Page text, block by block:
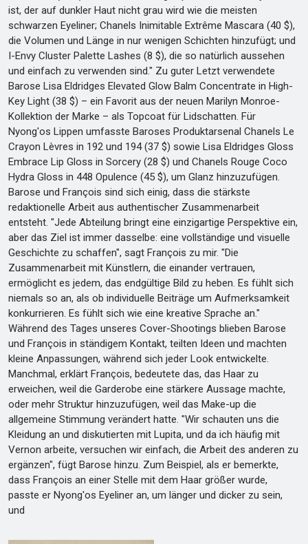
ist, der auf dunkler Haut nicht grau wird wie die meisten
schwarzen Eyeliner; Chanels Inimitable Extrême Mascara (40 $),
die Volumen und Länge in nur wenigen Schichten hinzufügt; und
I-Envy Cluster Palette Lashes (8 $), die so natürlich aussehen
und einfach zu verwenden sind." Zu guter Letzt verwendete
Barose Lisa Eldridges Elevated Glow Balm Concentrate in High-
Key Light (38 $) – ein Favorit aus der neuen Marilyn Monroe-
Kollektion der Marke – als Topcoat für Lidschatten. Für
Nyong'os Lippen umfasste Baroses Produktarsenal Chanels Le
Crayon Lèvres in 192 und 194 (37 $) sowie Lisa Eldridges Gloss
Embrace Lip Gloss in Sorcery (28 $) und Chanels Rouge Coco
Hydra Gloss in 448 Opulence (45 $), um Glanz hinzuzufügen.
Barose und François sind sich einig, dass die stärkste
redaktionelle Arbeit aus authentischer Zusammenarbeit
entsteht. "Jede Abteilung bringt eine einzigartige Perspektive ein,
aber das Ziel ist immer dasselbe: eine vollständige und visuelle
Geschichte zu schaffen", sagt François zu mir. "Die
Zusammenarbeit mit Künstlern, die einander vertrauen,
ermöglicht es jedem, das endgültige Bild zu heben. Es fühlt sich
niemals so an, als ob individuelle Beiträge um Aufmerksamkeit
konkurrieren. Es fühlt sich wie eine kreative Sprache an."
Während des Tages unseres Cover-Shootings blieben Barose
und François in ständigem Kontakt, teilten Ideen und machten
kleine Anpassungen, während sich jeder Look entwickelte.
Manchmal, erklärt François, bedeutete das, das Haar zu
erweichen, weil die Garderobe eine stärkere Aussage machte,
oder mehr Struktur hinzuzufügen, weil das Make-up die
allgemeine Stimmung verändert hatte. "Wir schauten uns die
Kleidung an und diskutierten mit Lupita, und da ich häufig mit
Vernon arbeite, versuchen wir einfach, die Arbeit des anderen zu
ergänzen", fügt Barose hinzu. Zum Beispiel, als er bemerkte,
dass François an einer Stelle mit dem Haar größer wurde,
passte er Nyong'os Eyeliner an, um länger und dicker zu sein,
und